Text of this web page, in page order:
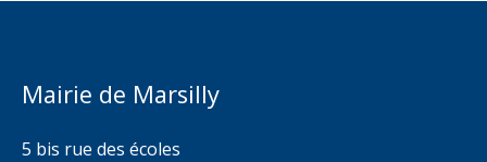
Mairie de Marsilly
5 bis rue des écoles